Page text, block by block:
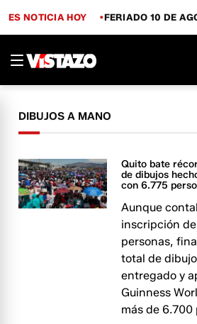
ES NOTICIA HOY FERIADO 10 DE
DIBUJOS A MANO
Quito bate
de dibujos
con 6.775
Aunque
inscripción
personas,
total de
entregado y
Guinness
más de